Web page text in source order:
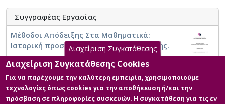
Συγγραφέας Εργασίας
Μέθοδοι Απόδειξης Στα Μαθηματικά:
Ιστορική προσέγγιση και προεκτάσεις της.
Διαχείριση Συγκατάθεσης
Διαχείριση Συγκατάθεσης Cookies
Για να παρέχουμε την καλύτερη εμπειρία, χρησιμοποιούμε
τεχνολογίες όπως cookies για την αποθήκευση ή/και την
πρόσβαση σε πληροφορίες συσκευών. Η συγκατάθεση για τις εν